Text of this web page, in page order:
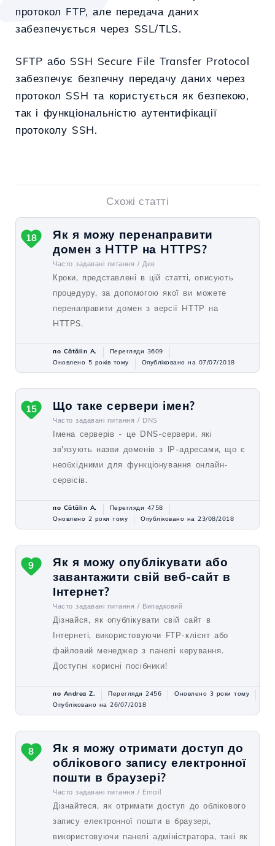
протокол FTP, але передача даних
забезпечується через SSL/TLS.
SFTP або SSH Secure File Transfer Protocol
забезпечує безпечну передачу даних через
протокол SSH та користується як безпекою,
так і функціональністю аутентифікації
протоколу SSH.
Схожі статті
Як я можу перенаправити
домен з HTTP на HTTPS?
Часто задавані питання / Дев
Кроки, представлені в цій статті, описують
процедуру, за допомогою якої ви можете
перенаправити домен з версії HTTP на
HTTPS.
18
по Cătălin A.
Перегляди 3609
Оновлено 5 років тому
Опубліковано на 07/07/2018
Що таке сервери імен?
Часто задавані питання / DNS
Імена серверів - це DNS-сервери, які
зв'язують назви доменів з IP-адресами, що є
необхідними для функціонування онлайн-
сервісів.
15
по Cătălin A.
Перегляди 4758
Оновлено 2 роки тому
Опубліковано на 23/08/2018
Як я можу опублікувати або
завантажити свій веб-сайт в
Інтернет?
Часто задавані питання / Випадковий
Дізнайся, як опублікувати свій сайт в
Інтернеті, використовуючи FTP-клієнт або
файловий менеджер з панелі керування.
Доступні корисні посібники!
9
по Andrea Z. Перегляди 2456
Оновлено 3 роки тому
Опубліковано на 26/07/2018
Як я можу отримати доступ до
облікового запису електронної
пошти в браузері?
Часто задавані питання / Email
Дізнайтеся, як отримати доступ до облікового
запису електронної пошти в браузері,
використовуючи панелі адміністратора, такі як
8